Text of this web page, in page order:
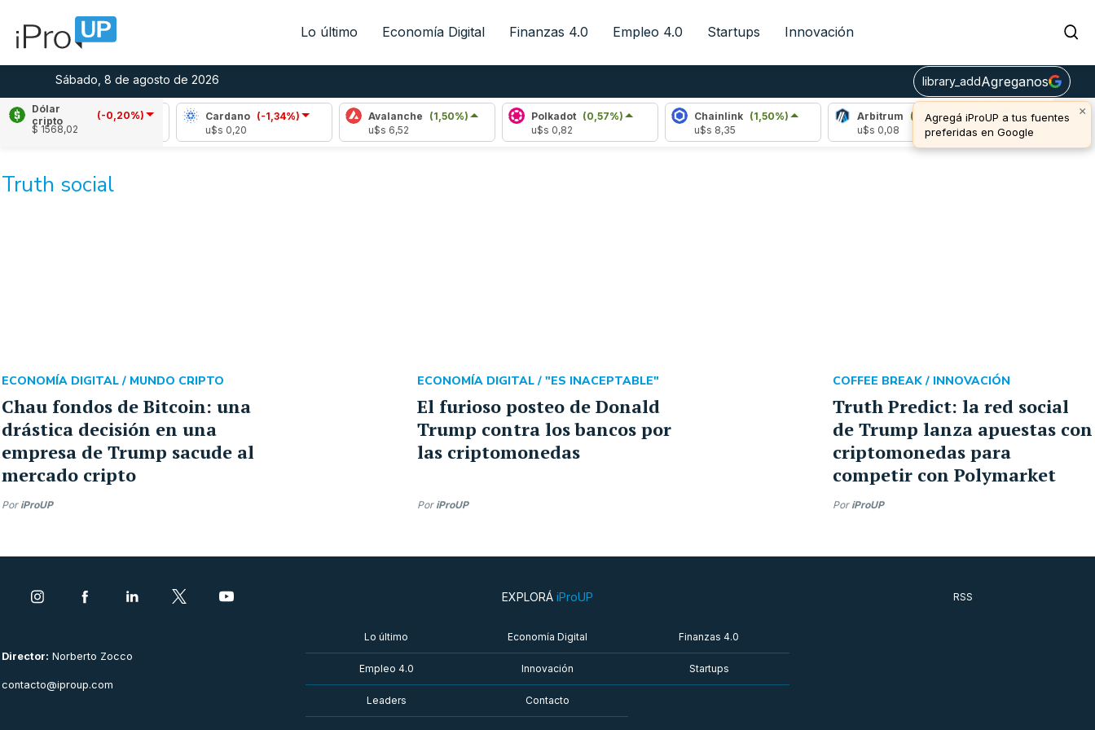
Lo último Economía Digital Finanzas 4.0 Empleo 4.0 Startups Innovación
Sábado, 8 de agosto de 2026 library_add Agreganos
×
Agregá iProUP a tus fuentes
preferidas en Google
Dólar
cripto
(-0,20%)
$ 1568,02
Ripple
(0,40%)
u$s 1,04
Cardano (-1,34%)
u$s 0,20
Avalanche (1,50%)
u$s 6,52
Polkadot (0,57%)
u$s 0,82
Chainlink (1,50%)
u$s 8,35
Arbitrum (1,57%)
u$s 0,08
Bitcoin (0,20%)
u$s 64.980,00
Truth social
Chau fondos de Bitcoin: una
drástica decisión en una
empresa de Trump sacude al
mercado cripto
ECONOMÍA DIGITAL / MUNDO CRIPTO
Por iProUP
El furioso posteo de Donald
Trump contra los bancos por
las criptomonedas
ECONOMÍA DIGITAL / "ES INACEPTABLE"
Por iProUP
Truth Predict: la red social
de Trump lanza apuestas con
criptomonedas para
competir con Polymarket
COFFEE BREAK / INNOVACIÓN
Por iProUP
Director: Norberto Zocco
contacto@iproup.com
EXPLORÁ iProUP
Lo último Economía Digital Finanzas 4.0
Empleo 4.0 Innovación Startups
Leaders Contacto
RSS